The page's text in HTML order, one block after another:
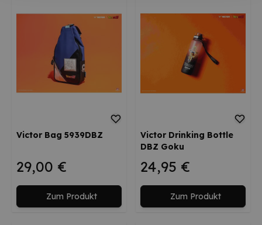
Victor Bag 5939DBZ
29,00 €
Zum Produkt
Victor Drinking Bottle
DBZ Goku
24,95 €
Zum Produkt